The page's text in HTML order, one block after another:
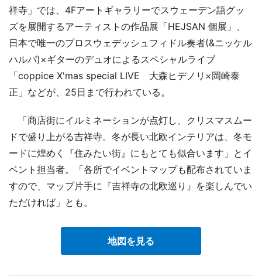
祥寺」では、4Fアートギャラリーでスウェーデン語グッ
ズを展開するアーティストの作品展「HEJSAN 個展」、
日本で唯一のプロスウェデッシュフィドル奏者(&ニッケル
ハルパ)×ギターのデュオによるスペシャルライブ
「coppice X'mas special LIVE 大森ヒデノリ×岡崎泰
正」などが、25日まで行われている。
「商店街にイルミネーションが点灯し、クリスマスムー
ドで盛り上がる吉祥寺。冬が長い北欧インテリアは、冬モ
ードに煌めく『住みたい街』にもとても似合います」とイ
ベント担当者。「各所でイベントマップも配布されていま
すので、マップ片手に『吉祥寺の北欧巡り』を楽しんでい
ただければ」とも。
地図を見る